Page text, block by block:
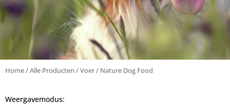
Home/Alle Producten /Voer/ Nature Dog Food
Weergavemodus: